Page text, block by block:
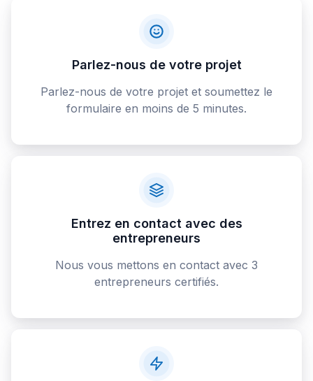
Parlez-nous de votre projet
Parlez-nous de votre projet et soumettez le
formulaire en moins de 5 minutes.
Entrez en contact avec des
entrepreneurs
Nous vous mettons en contact avec 3
entrepreneurs certifiés.